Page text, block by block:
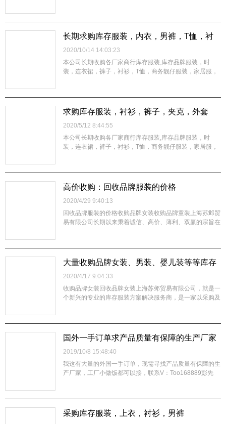
存！杭州地区可直接上门看货（随叫随到），现金交易！
【主营内容】回收库存服装：（男装、...
长期求购库存服装，内衣，男裤，T恤，衬
衫
2020/10/14 14:03:23
本公司长期收购各厂家商行库存服装,库存品牌服装，时
装，连衣裙，裤子，衬衫，T恤，商务靓仔服装，家居服，
以最大的诚意接受客户的来电，并以最快的方式上门看货定
价，以最合理的价钱现金交易。我们真诚...
求购库存服装，衬衫，裤子，夹克，外套
2020/5/12 8:44:55
本公司长期收购各厂家商行库存服装,库存品牌服装，时
装，连衣裙，裤子，衬衫，T恤，商务靓仔服装，家居服，
以最大的诚意接受客户的来电，并以最快的方式上门看货定
价，以最合理的价钱现金交易。我们真诚...
高价收购：回收品牌服装的价格
2020/4/29 9:40:13
回收品牌服装的价格收购品牌女装收购品牌童装上海苏邺贸
易有限公司长期以来秉着诚信、高价、薄利、双赢的宗旨在
司高价回收服装、服饰、鞋帽、箱包、面料、辅料，服装设
备、百货、工艺品、玩具、家纺及床上...
大量收购品牌女装、男装、婴儿装等等库存
商品
2020/4/17 9:04:33
收购品牌女装回收品牌女装上海苏邺贸易有限公司，就是一
个新兴的专业的库存服装方案解决服务商，是一家以采购及
商，会对业者的库存服装依据业者要求量身打造去化方案，
在为业者盘活库存，增加现金流的同...
国外一手订单求产品质量有保障的生产厂家
2019/10/8 15:48:40
我这有大量的外国一手订单，现需寻找产品质量有保障的生
产厂家，工厂小做饭都可以接，联系V：Too168889彭先
采购库存服装，上衣，衬衫，男裤